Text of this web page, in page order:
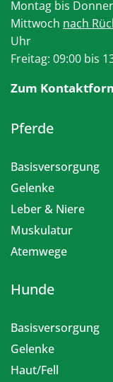
Montag bis
Mittwoch nach
Uhr
Freitag: 09:00 bis
Zum
Pferde
Basisversorgung
Gelenke
Leber & Niere
Muskulatur
Atemwege
Hunde
Basisversorgung
Gelenke
Haut/Fell